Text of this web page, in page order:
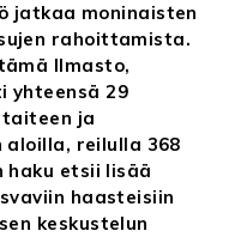
jatkaa moninaisten
rahoittamista.
Ilmasto,
yhteensä 29
ja
aloilla, reilulla 368
haku etsii lisää
haasteisiin
keskustelun